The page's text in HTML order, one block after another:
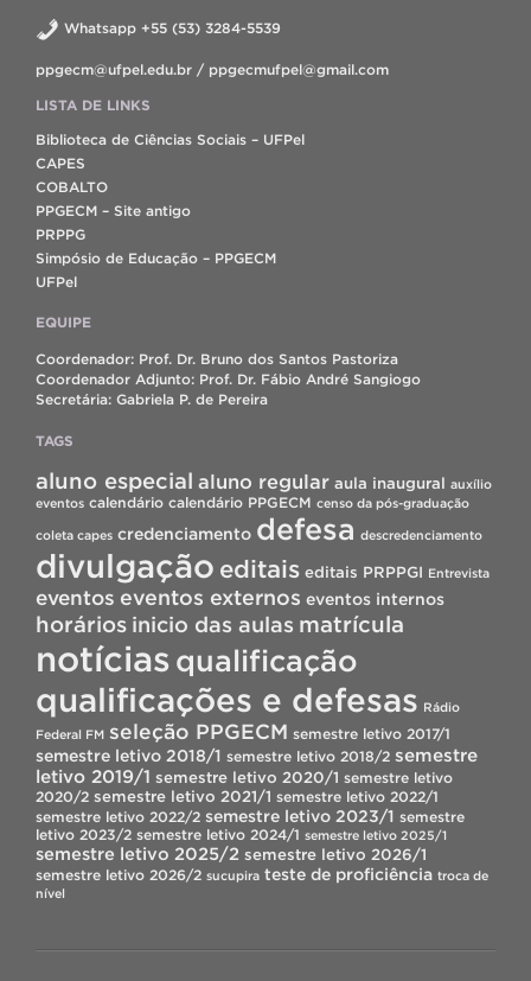
Whatsapp +55 (53) 3284-5539
ppgecm@ufpel.edu.br / ppgecmufpel@gmail.com
LISTA DE LINKS
Biblioteca de Ciências Sociais – UFPel
CAPES
COBALTO
PPGECM – Site antigo
PRPPG
Simpósio de Educação – PPGECM
UFPel
EQUIPE
Coordenador: Prof. Dr. Bruno dos Santos Pastoriza
Coordenador Adjunto: Prof. Dr. Fábio André Sangiogo
Secretária: Gabriela P. de Pereira
TAGS
aluno especial aluno regular aula inaugural auxílio
eventos calendário calendário PPGECM censo da pós-graduação
coleta capes credenciamento defesa descredenciamento
divulgação editais editais PRPPGI Entrevista
eventos eventos externos eventos internos
horários inicio das aulas matrícula
notícias qualificação
qualificações e defesas Rádio
Federal FM seleção PPGECM semestre letivo 2017/1
semestre letivo 2018/1 semestre letivo 2018/2 semestre
letivo 2019/1 semestre letivo 2020/1 semestre letivo
2020/2 semestre letivo 2021/1 semestre letivo 2022/1
semestre letivo 2022/2 semestre letivo 2023/1 semestre
letivo 2023/2 semestre letivo 2024/1 semestre letivo 2025/1
semestre letivo 2025/2 semestre letivo 2026/1
semestre letivo 2026/2 sucupira teste de proficiência troca de
nível